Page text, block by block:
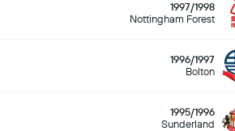
1997/1998
Nottingham Forest
1996/1997
Bolton
1995/1996
Sunderland